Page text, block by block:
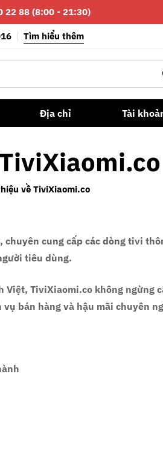
22 88 (8:00 - 21:30)
Tìm hiểu thêm
Địa chỉ Tài
về TiviXiaomi.co
chuyên cung cấp các dòng tivi
tiêu dùng.
Việt, TiviXiaomi.co không ngừng
vụ bán hàng và hậu mãi chuyên